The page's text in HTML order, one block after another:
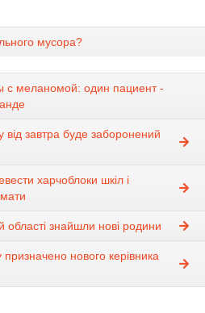
мусора?
с меланомой: один пациент -
від завтра буде заборонений
харчоблоки шкіл і
області знайшли нові родини
нового керівника